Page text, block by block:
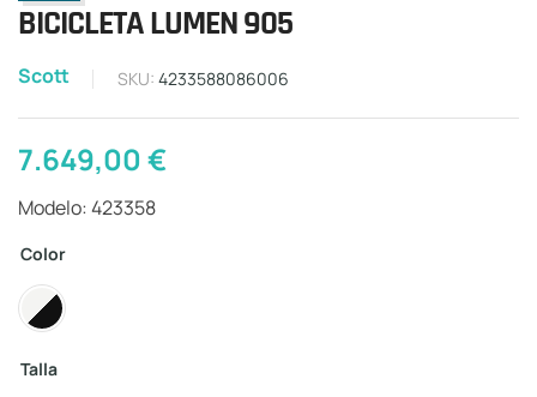
BICICLETA LUMEN 905
Scott SKU: 4233588086006
7.649,00€
Modelo: 423358
Color
Talla